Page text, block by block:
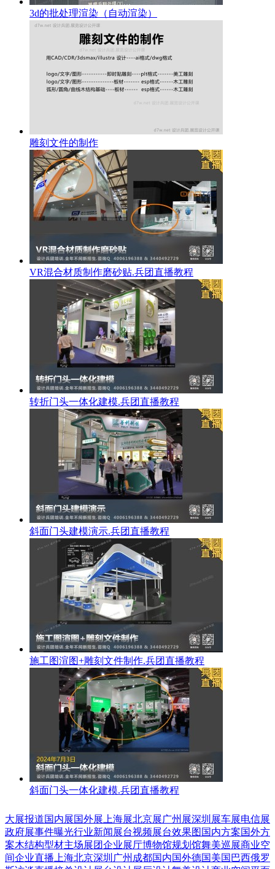
3d的批处理渲染（自动渲染）
雕刻文件的制作
VR混合材质制作磨砂贴.兵团直播教程
转折门头一体化建模.兵团直播教程
斜面门头建模演示.兵团直播教程
施工图渲图+雕刻文件制作.兵团直播教程
斜面门头一体化建模.兵团直播教程
大展报道国内展国外展 上海展北京展广州展深圳展车展电信展
政府展事件曝光行业新闻 展台视频展台效果图 国内方案国外方
案木结构型材主场展团企业展厅博物馆规划馆舞美巡展商业空
间企业直播 上海北京深圳 广州 成都国内国外德国美国 巴西俄罗